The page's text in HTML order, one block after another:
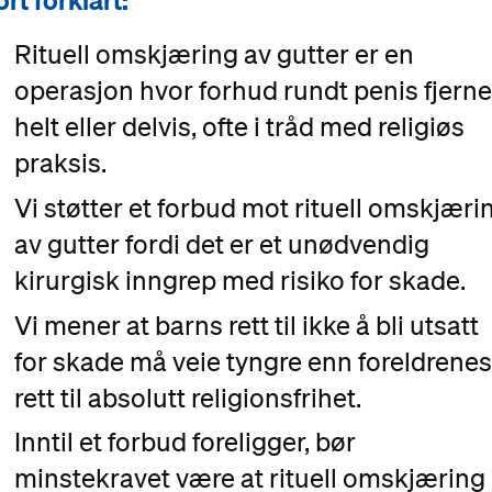
Rituell omskjæring av gutter er en
operasjon hvor forhud rundt penis
helt eller delvis, ofte i tråd med religiøs
praksis.
Vi støtter et forbud mot rituell
av gutter fordi det er et unødvendig
kirurgisk inngrep med risiko for skade.
Vi mener at barns rett til ikke å bli utsatt
for skade må veie tyngre enn foreldrenes
rett til absolutt religionsfrihet.
Inntil et forbud foreligger, bør
minstekravet være at rituell omskjæring